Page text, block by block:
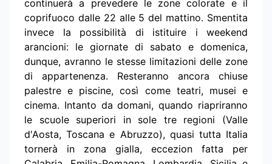
continuerà a prevedere le zone colorate e il
coprifuoco dalle 22 alle 5 del mattino. Smentita
invece la possibilità di istituire i weekend
arancioni: le giornate di sabato e domenica,
dunque, avranno le stesse limitazioni delle zone
di appartenenza. Resteranno ancora chiuse
palestre e piscine, così come teatri, musei e
cinema. Intanto da domani, quando riapriranno
le scuole superiori in sole tre regioni (Valle
d'Aosta, Toscana e Abruzzo), quasi tutta Italia
tornerà in zona gialla, eccezion fatta per